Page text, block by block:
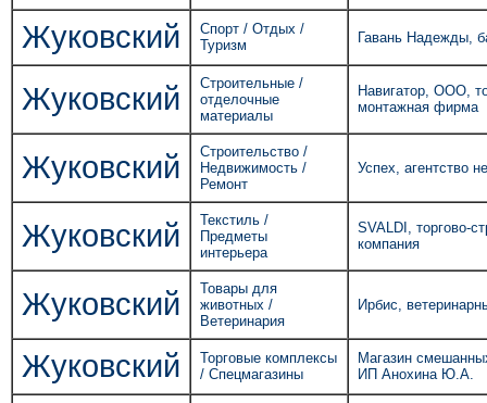
Жуковский
Спорт / Отдых /
Туризм
Гавань Надежды,
Жуковский
Строительные /
отделочные
материалы
Навигатор, ООО,
монтажная фирма
Жуковский
Строительство /
Недвижимость /
Ремонт
Успех, агентство
Жуковский
Текстиль /
Предметы
интерьера
SVALDI, торгово-
компания
Жуковский
Товары для
животных /
Ветеринария
Ирбис,
Жуковский
Торговые комплексы
/ Спецмагазины
Магазин
ИП Анохина Ю.А.